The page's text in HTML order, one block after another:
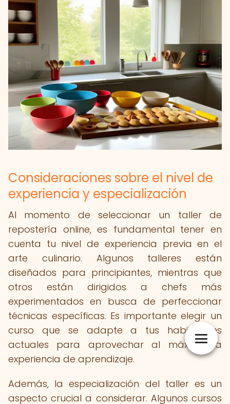
Consideraciones sobre el nivel de
experiencia y especialización
Al momento de seleccionar un taller de
repostería online, es fundamental tener en
cuenta tu nivel de experiencia previa en el
arte culinario. Algunos talleres están
diseñados para principiantes, mientras que
otros están dirigidos a chefs más
experimentados en busca de perfeccionar
técnicas específicas. Es importante elegir un
curso que se adapte a tus habilidades
actuales para aprovechar al máximo la
experiencia de aprendizaje.
Además, la especialización del taller es un
aspecto crucial a considerar. Algunos cursos